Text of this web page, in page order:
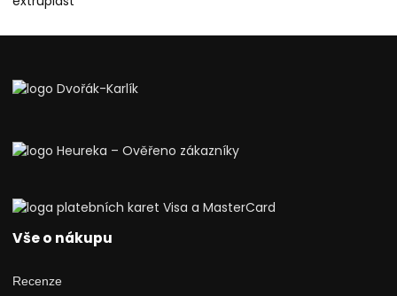
Vše o nákupu
Recenze